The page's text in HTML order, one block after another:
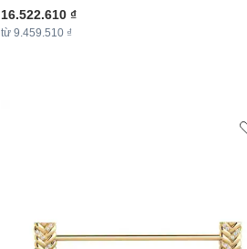
16.522.610 ₫
từ 9.459.510 ₫